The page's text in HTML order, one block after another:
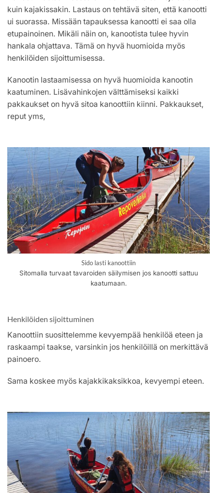
kuin kajakissakin. Lastaus on tehtävä siten, että kanootti
ui suorassa. Missään tapauksessa kanootti ei saa olla
etupainoinen. Mikäli näin on, kanootista tulee hyvin
hankala ohjattava. Tämä on hyvä huomioida myös
henkilöiden sijoittumisessa.
Kanootin lastaamisessa on hyvä huomioida kanootin
kaatuminen. Lisävahinkojen välttämiseksi kaikki
pakkaukset on hyvä sitoa kanoottiin kiinni. Pakkaukset,
reput yms,
Sido lasti kanoottiin
Sitomalla turvaat tavaroiden säilymisen jos kanootti sattuu
kaatumaan.
Henkilöiden sijoittuminen
Kanoottiin suosittelemme kevyempää henkilöä eteen ja
raskaampi taakse, varsinkin jos henkilöillä on merkittävä
painoero.
Sama koskee myös kajakkikaksikkoa, kevyempi eteen.